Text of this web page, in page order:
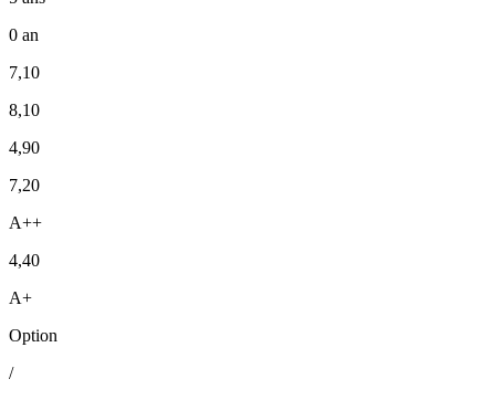
0 an
7,10
8,10
4,90
7,20
A++
4,40
A+
Option
/